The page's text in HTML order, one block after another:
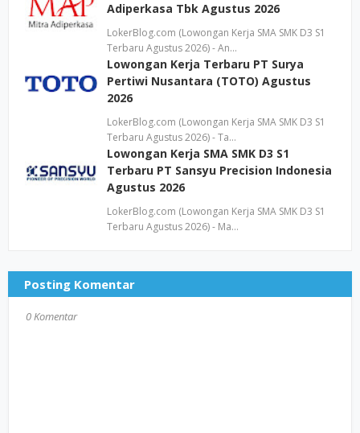
Adiperkasa Tbk Agustus 2026
LokerBlog.com (Lowongan Kerja SMA SMK D3 S1
Terbaru Agustus 2026) - An…
Lowongan Kerja Terbaru PT Surya
Pertiwi Nusantara (TOTO) Agustus
2026
LokerBlog.com (Lowongan Kerja SMA SMK D3 S1
Terbaru Agustus 2026) - Ta…
Lowongan Kerja SMA SMK D3 S1
Terbaru PT Sansyu Precision Indonesia
Agustus 2026
LokerBlog.com (Lowongan Kerja SMA SMK D3 S1
Terbaru Agustus 2026) - Ma…
Posting Komentar
0 Komentar